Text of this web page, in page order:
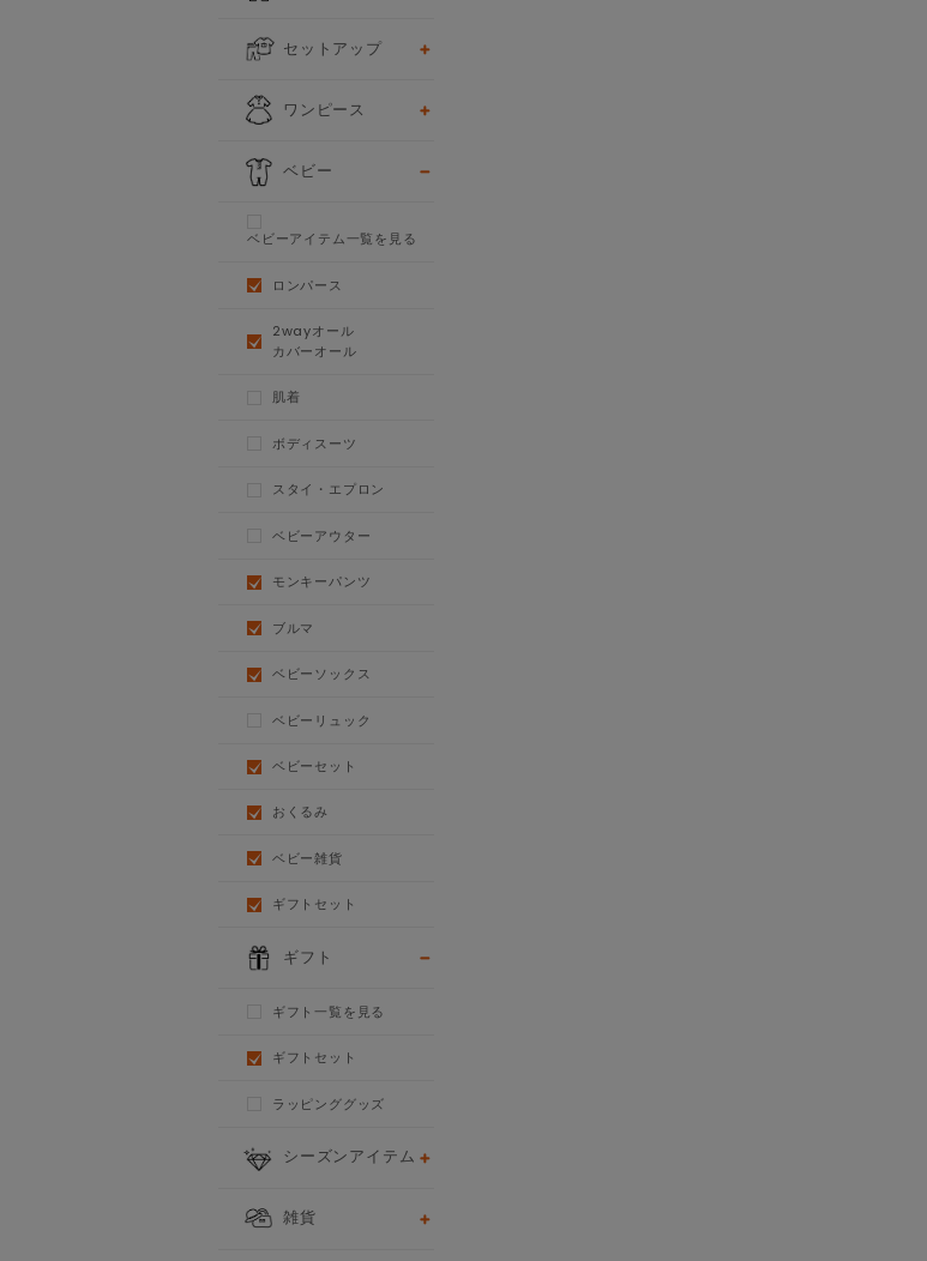
セットアップ
ワンピース
ベビー
ベビーアイテム一覧を見る
ロンパース
2wayオール
カバーオール
肌着
ボディスーツ
スタイ・エプロン
ベビーアウター
モンキーパンツ
ブルマ
ベビーソックス
ベビーリュック
ベビーセット
おくるみ
ベビー雑貨
ギフトセット
ギフト
ギフト一覧を見る
ギフトセット
ラッピンググッズ
シーズンアイテム
雑貨